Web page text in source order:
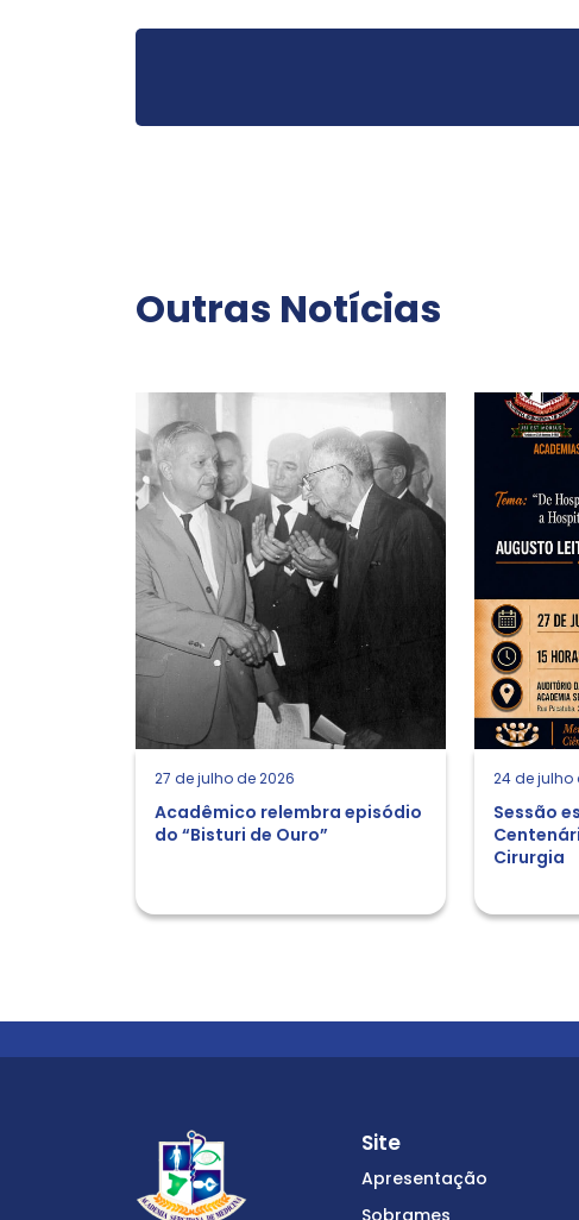
Outras Notícias
27 de julho de 2026
Acadêmico relembra episódio
do “Bisturi de Ouro”
24 de julho
Sessão
Cirurgia
Site
Apresentação
Sobrames